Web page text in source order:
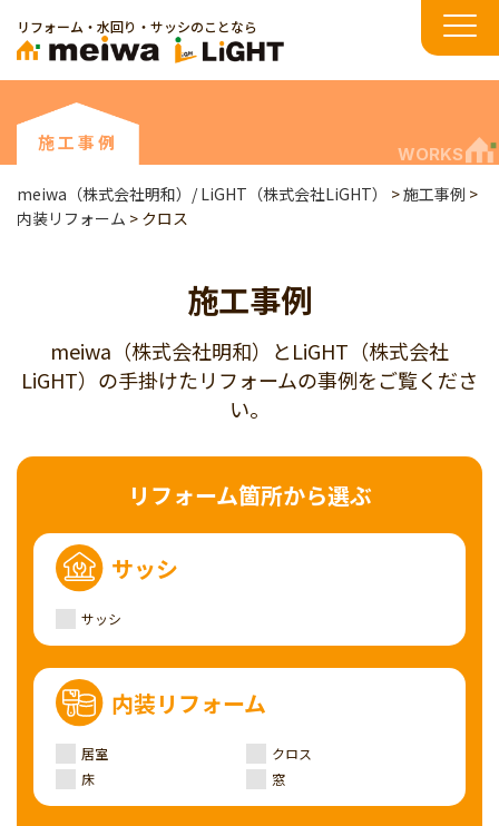
リフォーム・水回り・サッシのことなら
施工事例
WORKS
meiwa（株式会社明和）/ LiGHT（株式会社LiGHT） >施工事例 >
内装リフォーム > クロス
施工事例
meiwa（株式会社明和）とLiGHT（株式会社
LiGHT）の手掛けたリフォームの事例をご覧くださ
い。
リフォーム箇所から選ぶ
サッシ
サッシ
内装リフォーム
居室
クロス
床
窓